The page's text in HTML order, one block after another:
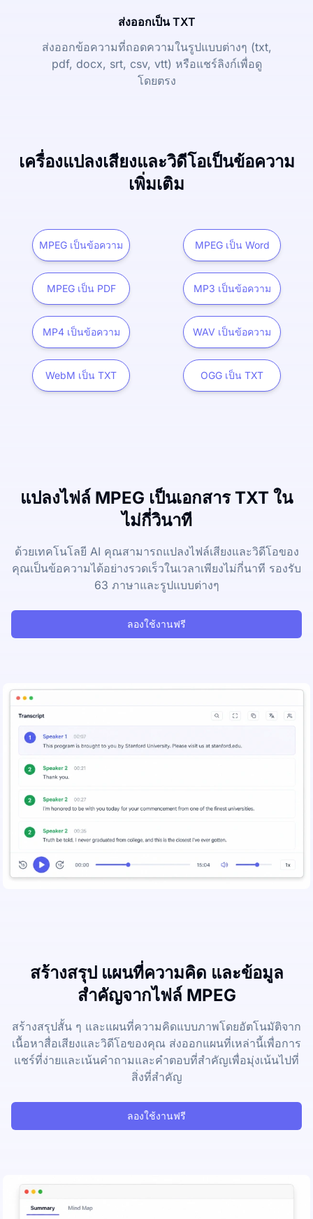
ส่งออกเป็น TXT
ส่งออกข้อความที่ถอดความในรูปแบบต่างๆ (txt,
pdf, docx, srt, csv, vtt) หรือแชร์ลิงก์เพื่อดู
โดยตรง
เครื่องแปลงเสียงและวิดีโอเป็นข้อความ
เพิ่มเติม
MPEG เป็นข้อความ MPEG เป็น Word
MPEG เป็น PDF MP3 เป็นข้อความ
MP4 เป็นข้อความ WAV เป็นข้อความ
WebM เป็น TXT OGG เป็น TXT
แปลงไฟล์ MPEG เป็นเอกสาร TXT ใน
ไม่กี่วินาที
ด้วยเทคโนโลยี AI คุณสามารถแปลงไฟล์เสียงและวิดีโอของ
คุณเป็นข้อความได้อย่างรวดเร็วในเวลาเพียงไม่กี่นาที รองรับ
63 ภาษาและรูปแบบต่างๆ
ลองใช้งานฟรี
สร้างสรุป แผนที่ความคิด และข้อมูล
สำคัญจากไฟล์ MPEG
สร้างสรุปสั้น ๆ และแผนที่ความคิดแบบภาพโดยอัตโนมัติจาก
เนื้อหาสื่อเสียงและวิดีโอของคุณ ส่งออกแผนที่เหล่านี้เพื่อการ
แชร์ที่ง่ายและเน้นคำถามและคำตอบที่สำคัญเพื่อมุ่งเน้นไปที่
สิ่งที่สำคัญ
ลองใช้งานฟรี